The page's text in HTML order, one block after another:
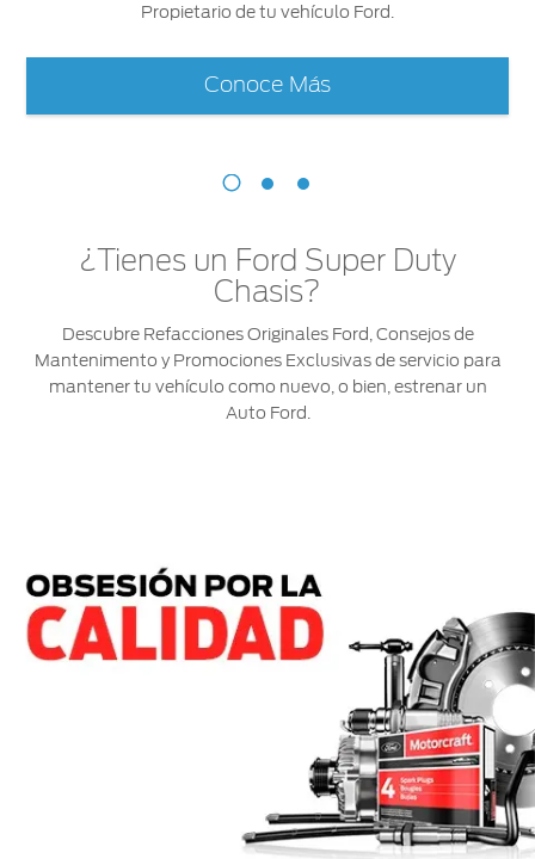
Propietario de tu vehículo Ford.
Conoce Más
¿Tienes un Ford Super Duty
Chasis?
Descubre Refacciones Originales Ford, Consejos de
Mantenimento y Promociones Exclusivas de servicio para
mantener tu vehículo como nuevo, o bien, estrenar un
Auto Ford.